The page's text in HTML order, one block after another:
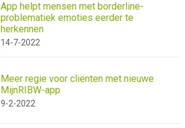
App helpt mensen met borderline-
problematiek emoties eerder te
herkennen
14-7-2022
Meer regie voor cliënten met nieuwe
MijnRIBW-app
9-2-2022